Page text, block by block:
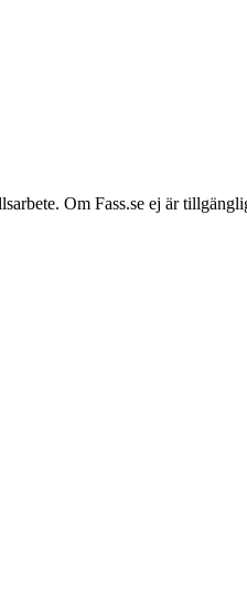
Om Fass.se ej är